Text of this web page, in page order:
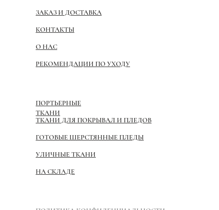
ЗАКАЗ И ДОСТАВКА
КОНТАКТЫ
О НАС
ПОРТЬЕРНЫЕ
ТКАНИ
ТКАНИ ДЛЯ ПОКРЫВАЛ И ПЛЕДОВ
ГОТОВЫЕ ШЕРСТЯННЫЕ ПЛЕДЫ
УЛИЧНЫЕ ТКАНИ
НА СКЛАДЕ
РЕКОМЕНДАЦИИ ПО УХОДУ